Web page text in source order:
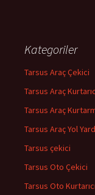
Kategoriler
Tarsus Araç Çekici
Tarsus Araç
Tarsus Araç
Tarsus Araç Yol
Tarsus çekici
Tarsus Oto Çekici
Tarsus Oto Kurtarıcı